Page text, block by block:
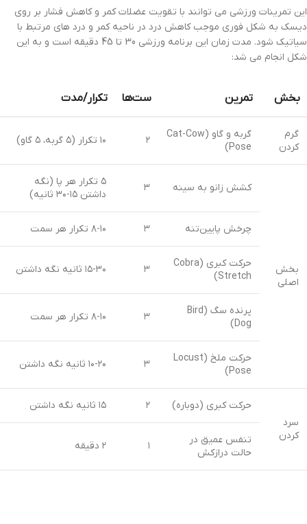
این تمرینات ورزشی می توانند با تقویت عضلات کمر و کاهش فشار بر روی
دیسک به شکل فوری موجب کاهش درد در ناحیه کمر و درد های مرتبط با
سیاتیک شود. مدت زمان این برنامه ورزشی 30 تا 45 دقیقه است و به این
شکل انجام می شد:
بخش تمرین ست‌ها تکرار/مدت
گرم
کردن
گربه و گاو (Cat-Cow
Pose)
۲ ۱۰ تکرار (۵ گربه، ۵ گاو)
بخش
اصلی
کشش زانو به سینه ۳
۵ تکرار هر پا (نگه
داشتن ۱۵-۳۰ ثانیه)
چرخش پایین‌تنه ۳ ۸-۱۰ تکرار هر سمت
حرکت کبری (Cobra
Stretch)
۳ ۱۵-۳۰ ثانیه نگه داشتن
پرنده سگ (Bird
Dog)
۳ ۸-۱۰ تکرار هر سمت
حرکت ملخ (Locust
Pose)
۳ ۱۰-۲۰ ثانیه نگه داشتن
سرد
کردن
حرکت کبری (دوباره) ۲ ۱۵ ثانیه نگه داشتن
تنفس عمیق در
حالت درازکش
۱ ۲ دقیقه